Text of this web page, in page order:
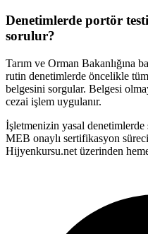
Denetimlerde portör
sorulur?
Tarım ve Orman Bakanlığına
rutin denetimlerde öncelikle
belgesini sorgular. Belgesi
cezai işlem uygulanır.
İşletmenizin yasal denetimlerde
MEB onaylı sertifikasyon
Hijyenkursu.net üzerinden